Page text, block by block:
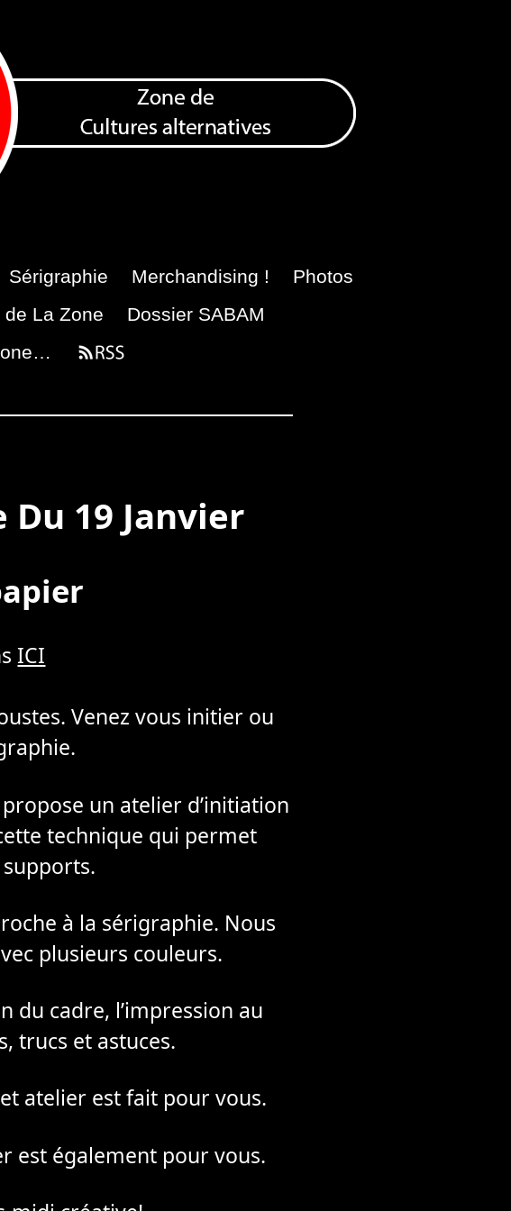
Sérigraphie Merchandising !
Photos
de La Zone
Dossier SABAM
19 Janvier
ICI
Venez vous initier ou
un atelier d’initiation
technique qui permet
à la sérigraphie. Nous
plusieurs couleurs.
du cadre, l’impression au
trucs et astuces.
atelier est fait pour vous.
est également pour vous.